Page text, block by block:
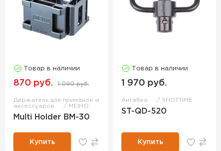
Товар в наличии
870 руб. 1 090 руб.
Держатель для приманок и
аксессуаров
MEIHO
Multi Holder BM-30
Купить
Товар в наличии
1 970 руб.
Антабка SHOTTIME
ST-QD-520
Купить